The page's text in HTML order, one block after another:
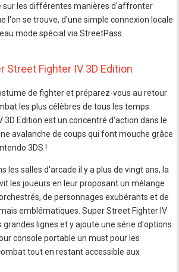
sur les différentes manières d'affronter
l'on se trouve, d'une simple connexion locale
mode spécial via StreetPass.
Street Fighter IV 3D Edition
de fighter et préparez-vous au retour
les plus célèbres de tous les temps.
3D Edition est un concentré d'action dans le
avalanche de coups qui font mouche grâce
3DS !
les salles d'arcade il y a plus de vingt ans, la
les joueurs en leur proposant un mélange
de personnages exubérants et de
emblématiques. Super Street Fighter IV
grandes lignes et y ajoute une série d'options
console portable un must pour les
tout en restant accessible aux